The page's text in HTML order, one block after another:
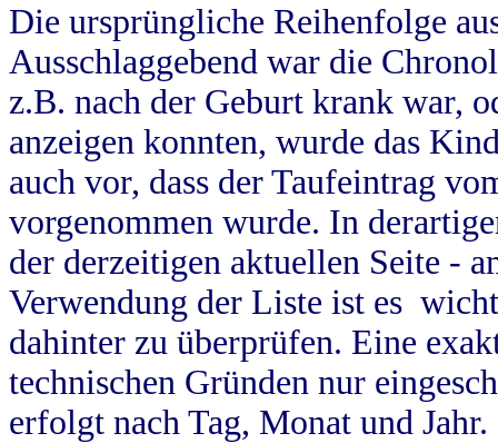
Die ursprüngliche Reihenfolge
Ausschlaggebend war die
z.B. nach der Geburt krank war,
anzeigen konnten, wurde das
auch vor, dass der Taufeintrag
vorgenommen wurde. In
der derzeitigen aktuellen Seite -
Verwendung der Liste ist es
dahinter zu überprüfen. Eine
technischen Gründen nur
erfolgt nach Tag, Monat und Jahr.